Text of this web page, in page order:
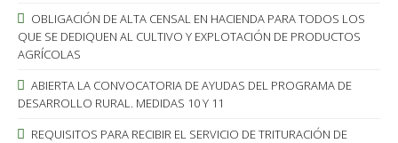
OBLIGACIÓN DE ALTA CENSAL EN HACIENDA PARA TODOS LOS
QUE SE DEDIQUEN AL CULTIVO Y EXPLOTACIÓN DE PRODUCTOS
AGRÍCOLAS
ABIERTA LA CONVOCATORIA DE AYUDAS DEL PROGRAMA DE
DESARROLLO RURAL. MEDIDAS 10 Y 11
REQUISITOS PARA RECIBIR EL SERVICIO DE TRITURACIÓN DE